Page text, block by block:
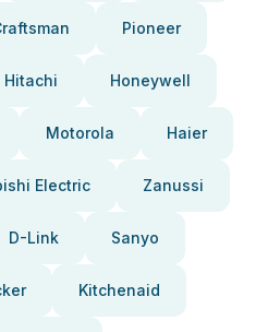
Pioneer
Hitachi Honeywell
Motorola Haier
Electric Zanussi
D-Link Sanyo
Kitchenaid